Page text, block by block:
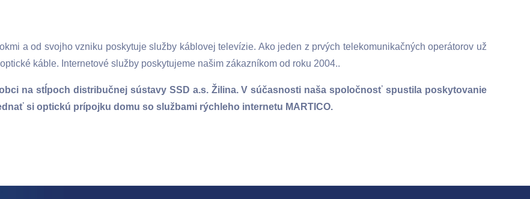
a od svojho vzniku poskytuje služby káblovej televízie. Ako jeden z prvých telekomunikačných operátorov už
káble. Internetové služby poskytujeme našim zákazníkom od roku 2004..
na stĺpoch distribučnej sústavy SSD a.s. Žilina. V súčasnosti naša spoločnosť spustila poskytovanie
si optickú prípojku domu so službami rýchleho internetu MARTICO.